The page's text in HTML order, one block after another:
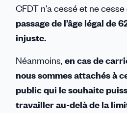
CFDT n'a cessé et ne
passage de l’âge légal de
injuste.
Néanmoins, en cas de
nous sommes attachés à
public qui le souhaite
travailler au-delà de la